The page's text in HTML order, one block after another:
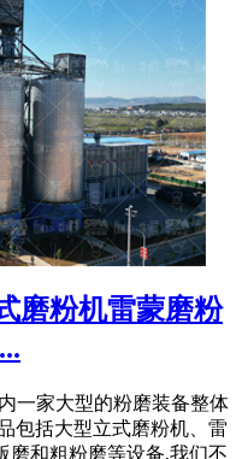
磨粉机雷蒙磨粉
一家大型的粉磨装备整体
包括大型立式磨粉机、雷
磨和粗粉磨等设备,我们不